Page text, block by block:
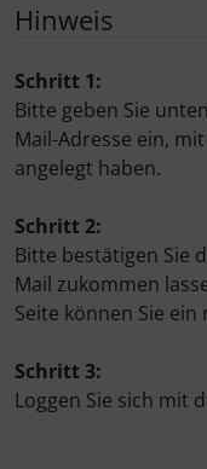
Hinweis
Schritt 1:
Bitte geben Sie
Mail-Adresse ein,
angelegt haben.
Schritt 2:
Bitte bestätigen Sie
Mail zukommen
Seite können Sie
Schritt 3:
Loggen Sie sich mit